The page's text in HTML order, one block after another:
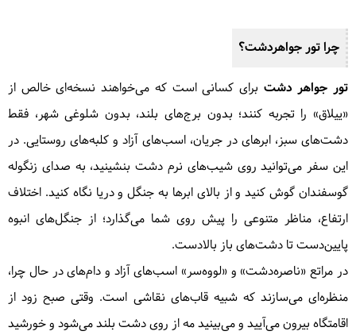
چرا تور جواهردشت؟
تور جواهر دشت برای کسانی است که می‌خواهند نسخه‌ای خالص از
«ییلاق» را تجربه کنند؛ بدون برج‌های بلند، بدون شلوغی شهر، فقط
دشت‌های سبز، ابرهای در جریان، اسب‌های آزاد و کلبه‌های روستایی. در
این سفر می‌توانید روی شیب‌های نرم دشت بنشینید، به صدای زنگوله
گوسفندان گوش کنید و از بالای ابرها به جنگل و دریا نگاه کنید. اختلاف
ارتفاع، مناظر متنوعی را پیش روی شما می‌گذارد؛ از جنگل‌های انبوه
پایین‌دست تا دشت‌های باز بالادست.
در مراتع «ناصره‌دشت» و «لووه‌سر» اسب‌های آزاد و دام‌های در حال چرا،
منظره‌ای می‌سازند که شبیه قاب‌های نقاشی است. وقتی صبح زود از
اقامتگاه بیرون می‌آیید و می‌بینید مه از روی دشت بلند می‌شود و خورشید